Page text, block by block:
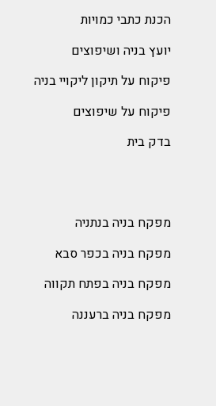
הכנת כתבי כמויות
יועץ בניה ושיפוצים
פיקוח על תיקון ליקויי בניה
פיקוח על שיפוצים
בדק בית
מפקח בניה בנתניה
מפקח בניה בכפר סבא
מפקח בניה בפתח תקווה
מפקח בניה ברעננה